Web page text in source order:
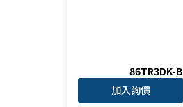
86TR3DK-B
加入詢價